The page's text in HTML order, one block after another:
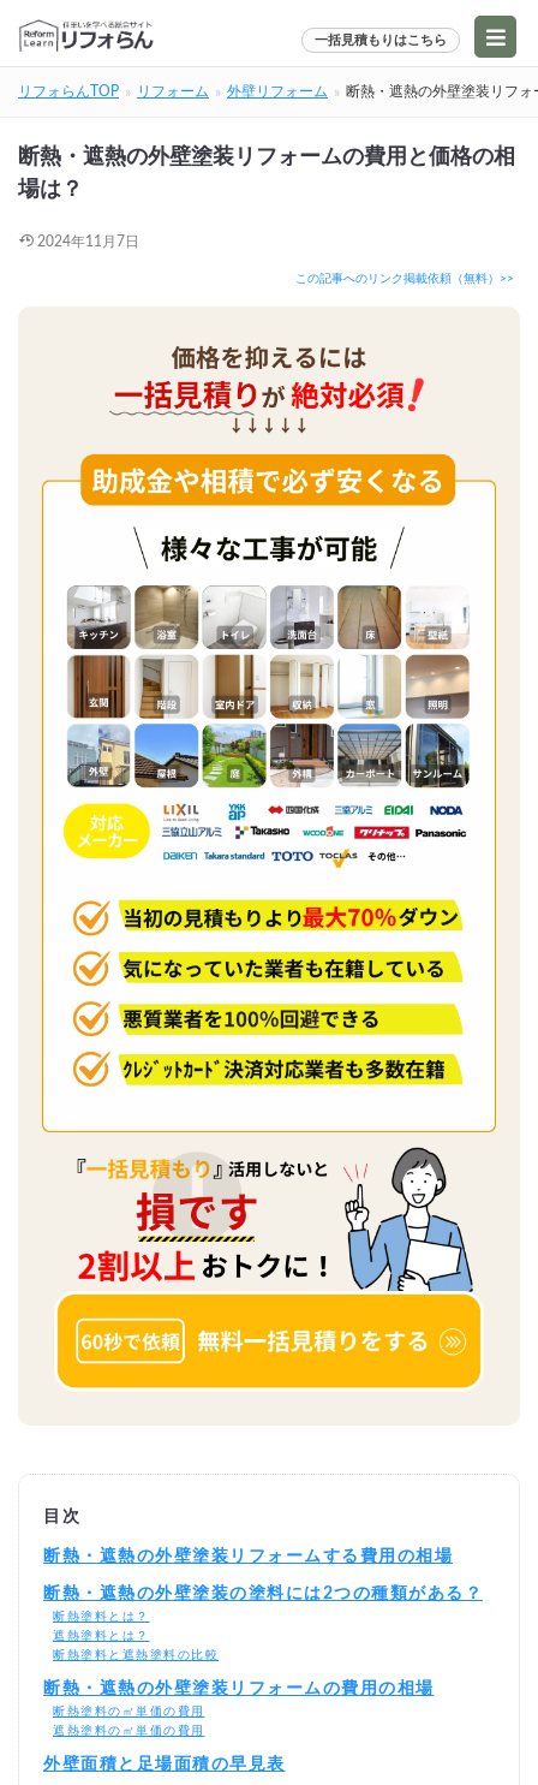
一括見積もりはこちら
リフォらんTOP リフォーム 外壁リフォーム 断熱・遮熱の外壁塗装リフ
断熱・遮熱の外壁塗装リフォームの費用と価格の相
場は？
2024年11月7日
この記事へのリンク掲載依頼（無料）>>
目次
断熱・遮熱の外壁塗装リフォームする費用の相場
断熱・遮熱の外壁塗装の塗料には2つの種類がある？
断熱塗料とは？
遮熱塗料とは？
断熱塗料と遮熱塗料の比較
断熱・遮熱の外壁塗装リフォームの費用の相場
断熱塗料の㎡単価の費用
遮熱塗料の㎡単価の費用
外壁面積と足場面積の早見表